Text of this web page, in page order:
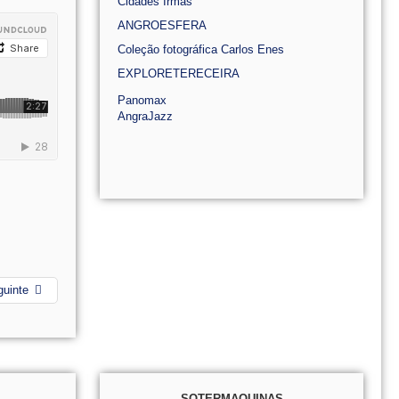
ANGROESFERA
Coleção fotográfica Carlos Enes
EXPLORETERECEIRA
Panomax
AngraJazz